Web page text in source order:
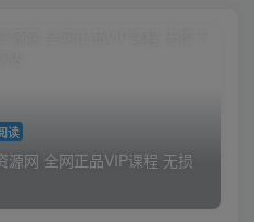
读
源网 全网正品VIP课程 无损